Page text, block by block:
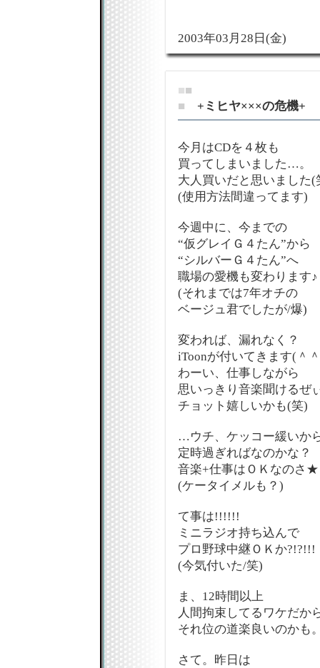
2003年03月28日(金)
■■
■
+ミヒヤ×××の危機+
今月はCDを４枚も
買ってしまいました…。
大人買いだと思いました(
(使用方法間違ってます)
今週中に、今までの
“仮グレイＧ４たん”から
“シルバーＧ４たん”へ
職場の愛機も変わります♪
(それまでは7年オチの
ベージュ君でしたが/爆)
変われば、漏れなく？
iToonが付いてきます(＾
わーい、仕事しながら
思いっきり音楽聞けるぜ
チョット嬉しいかも(笑)
…ウチ、ケッコー緩いか
定時過ぎればなのかな？
音楽+仕事はＯＫなのさ★
(ケータイメルも？)
て事は!!!!!!
ミニラジオ持ち込んで
プロ野球中継ＯＫか?!?!!!
(今気付いた/笑)
ま、12時間以上
人間拘束してるワケだか
それ位の道楽良いのかも
さて。昨日は